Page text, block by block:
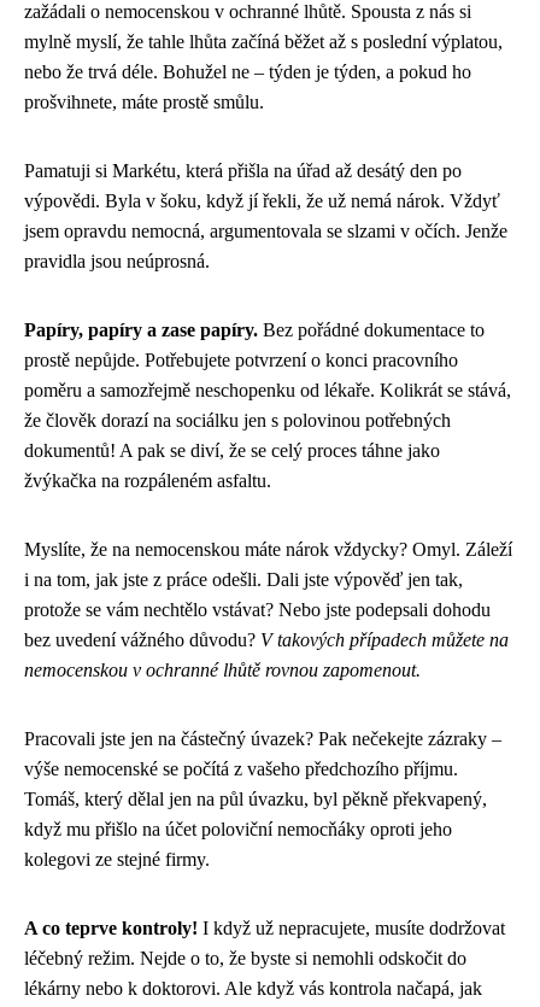
zažádali o nemocenskou v ochranné lhůtě. Spousta z nás si
mylně myslí, že tahle lhůta začíná běžet až s poslední výplatou,
nebo že trvá déle. Bohužel ne – týden je týden, a pokud ho
prošvihnete, máte prostě smůlu.
Pamatuji si Markétu, která přišla na úřad až desátý den po
výpovědi. Byla v šoku, když jí řekli, že už nemá nárok. Vždyť
jsem opravdu nemocná, argumentovala se slzami v očích. Jenže
pravidla jsou neúprosná.
Papíry, papíry a zase papíry. Bez pořádné dokumentace to
prostě nepůjde. Potřebujete potvrzení o konci pracovního
poměru a samozřejmě neschopenku od lékaře. Kolikrát se stává,
že člověk dorazí na sociálku jen s polovinou potřebných
dokumentů! A pak se diví, že se celý proces táhne jako
žvýkačka na rozpáleném asfaltu.
Myslíte, že na nemocenskou máte nárok vždycky? Omyl. Záleží
i na tom, jak jste z práce odešli. Dali jste výpověď jen tak,
protože se vám nechtělo vstávat? Nebo jste podepsali dohodu
bez uvedení vážného důvodu? V takových případech můžete na
nemocenskou v ochranné lhůtě rovnou zapomenout.
Pracovali jste jen na částečný úvazek? Pak nečekejte zázraky –
výše nemocenské se počítá z vašeho předchozího příjmu.
Tomáš, který dělal jen na půl úvazku, byl pěkně překvapený,
když mu přišlo na účet poloviční nemocňáky oproti jeho
kolegovi ze stejné firmy.
A co teprve kontroly! I když už nepracujete, musíte dodržovat
léčebný režim. Nejde o to, že byste si nemohli odskočit do
lékárny nebo k doktorovi. Ale když vás kontrola načapá, jak